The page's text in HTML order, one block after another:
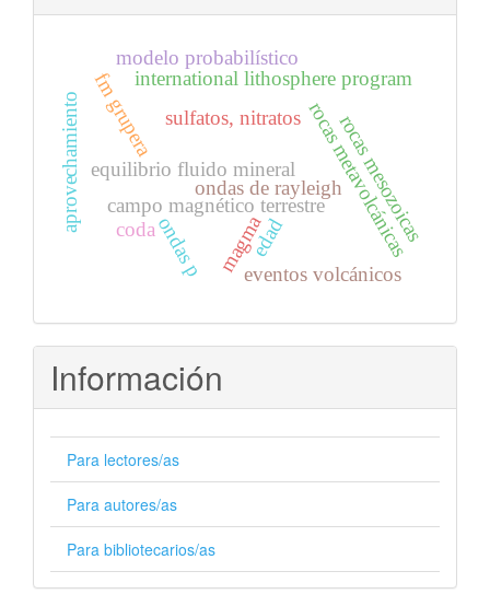
ondas de rayleigh
campo magnético terrestrerocas metavolcánicas
rocas mesozoicas
international lithosphere program
equilibrio fluido mineral
ondas p
sulfatos, nitratos
fm grupera
modelo probabilístico
coda
aprovechamiento
magmaedad
eventos volcánicos
Información
Para lectores/as
Para autores/as
Para bibliotecarios/as